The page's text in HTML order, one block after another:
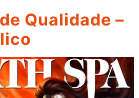
Qualidade –